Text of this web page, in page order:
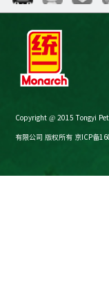
Copyright @ 2015 Tongyi
有限公司 版权所有 京ICP备